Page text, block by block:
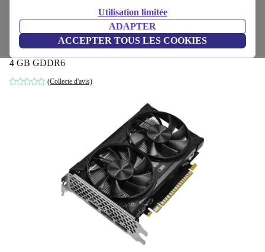
Utilisation limitée
ADAPTER
ACCEPTER TOUS LES COOKIES
Gainward GeForce GTX 1650 D6 Ghost
(V1)
4 GB GDDR6
(Collecte d'avis)